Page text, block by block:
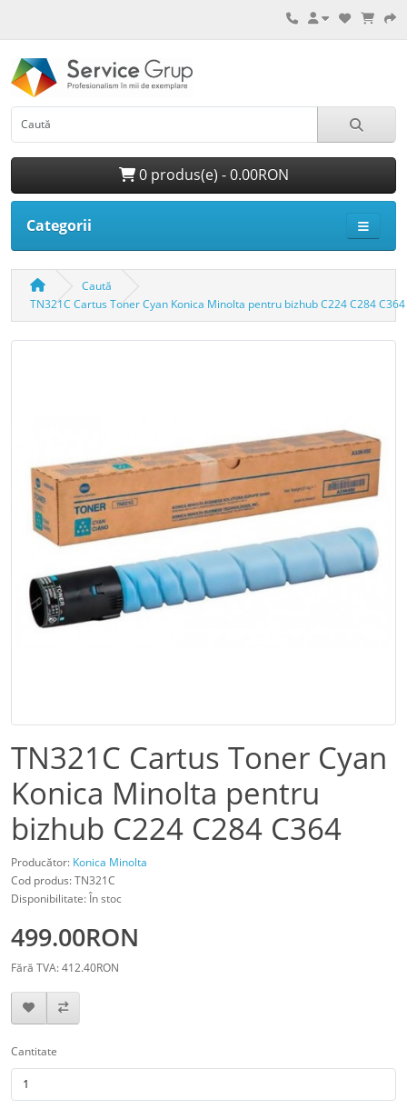
0 produs(e) - 0.00RON
Categorii
Caută
TN321C Cartus Toner Cyan Konica Minolta pentru bizhub C224 C284 C364
TN321C Cartus Toner Cyan
Konica Minolta pentru
bizhub C224 C284 C364
Producător: Konica Minolta
Cod produs: TN321C
Disponibilitate: În stoc
499.00RON
Fără TVA: 412.40RON
Cantitate